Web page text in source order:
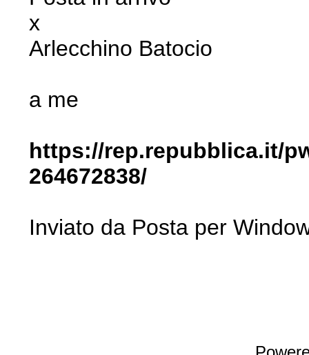
x
Arlecchino Batocio
a me
https://rep.repubblica.it/
264672838/
Inviato da Posta per